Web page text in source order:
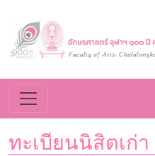
ทะเบียนนิสิตเก่า